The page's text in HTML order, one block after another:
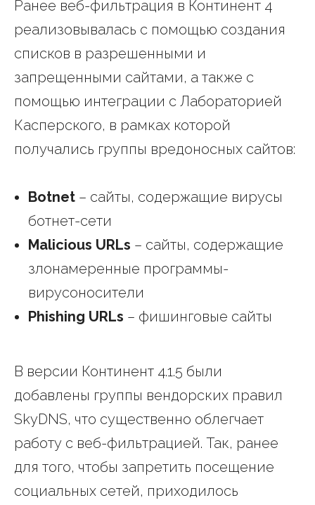
Ранее веб-фильтрация в Континент 4
реализовывалась с помощью создания
списков в разрешенными и
запрещенными сайтами, а также с
помощью интеграции с Лабораторией
Касперского, в рамках которой
получались группы вредоносных сайтов:
Botnet – сайты, содержащие вирусы
ботнет-сети
Malicious URLs – сайты, содержащие
злонамеренные программы-
вирусоносители
Phishing URLs – фишинговые сайты
В версии Континент 4.1.5 были
добавлены группы вендорских правил
SkyDNS, что существенно облегчает
работу с веб-фильтрацией. Так, ранее
для того, чтобы запретить посещение
социальных сетей, приходилось